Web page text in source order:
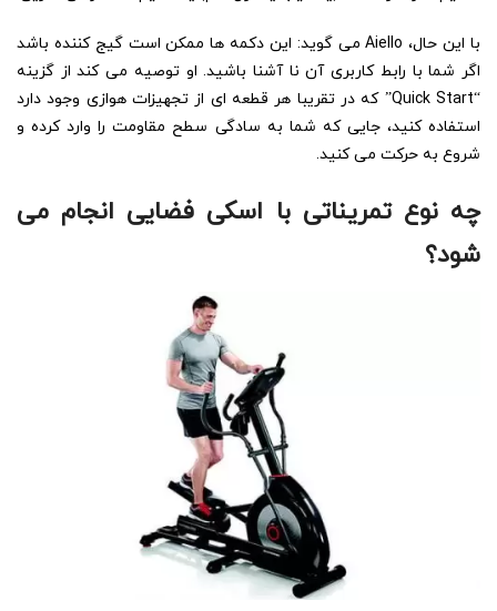
با این حال، Aiello می گوید: این دکمه ها ممکن است گیج کننده باشد
اگر شما با رابط کاربری آن نا آشنا باشید. او توصیه می کند از گزینه
“Quick Start” که در تقریبا هر قطعه ای از تجهیزات هوازی وجود دارد
استفاده کنید، جایی که شما به سادگی سطح مقاومت را وارد کرده و
شروع به حرکت می کنید.
چه نوع تمریناتی با اسکی فضایی انجام می
شود؟